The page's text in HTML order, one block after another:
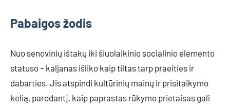
Pabaigos žodis
Nuo senovinių ištakų iki šiuolaikinio socialinio elemento
statuso – kaljanas išliko kaip tiltas tarp praeities ir
dabarties. Jis atspindi kultūrinių mainų ir prisitaikymo
kelią, parodantį, kaip paprastas rūkymo prietaisas gali